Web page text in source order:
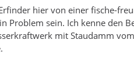
hier von einer fische-
Problem sein. Ich kenne den
mit Staudamm